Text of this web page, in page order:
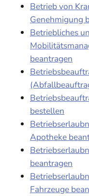
Betrieb von
Genehmigung
Betriebliches
beantragen
bestellen
Apotheke
beantragen
Fahrzeuge